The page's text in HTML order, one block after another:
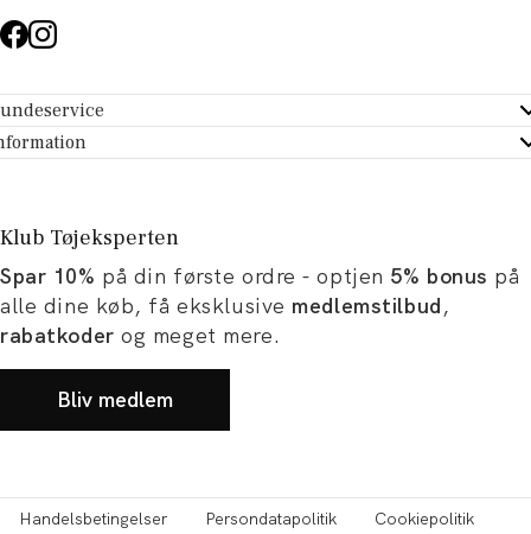
- Hjælpecenter
dit køb
Tøjeksperten
og artikler
og karriere
Klub Tøjeksperten
Spar 10% på din første ordre - optjen 5% bonus på
alle dine køb, få eksklusive medlemstilbud,
rabatkoder og meget mere.
Bliv medlem
Handelsbetingelser Persondatapolitik Cookiepolitik